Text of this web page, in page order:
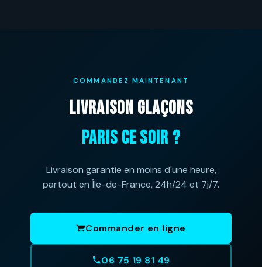
COMMANDEZ MAINTENANT
LIVRAISON GLAÇONS
PARIS CE SOIR ?
Livraison garantie en moins d'une heure,
partout en Île-de-France, 24h/24 et 7j/7.
Commander en ligne
06 75 19 81 49